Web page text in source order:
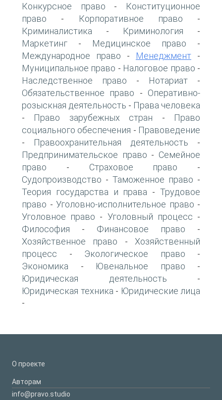
Конкурсное право -
Конституционное
право - Корпоративное право -
Криминалистика - Криминология -
Маркетинг - Медицинское право -
Международное право - Менеджмент -
Муниципальное право - Налоговое право -
Наследственное право - Нотариат -
Обязательственное право - Оперативно-
розыскная деятельность - Права человека
- Право зарубежных стран -
Право
социального обеспечения - Правоведение
- Правоохранительная деятельность -
Предпринимательское право - Семейное
право - Страховое право -
Судопроизводство - Таможенное право -
Теория государства и права -Трудовое
право - Уголовно-исполнительное право -
Уголовное право - Уголовный процесс -
Философия - Финансовое право -
Хозяйственное право - Хозяйственный
процесс - Экологическое право -
Экономика - Ювенальное право -
Юридическая деятельность -
Юридическая техника - Юридические лица
-
О проекте
Авторам
info@pravo.studio